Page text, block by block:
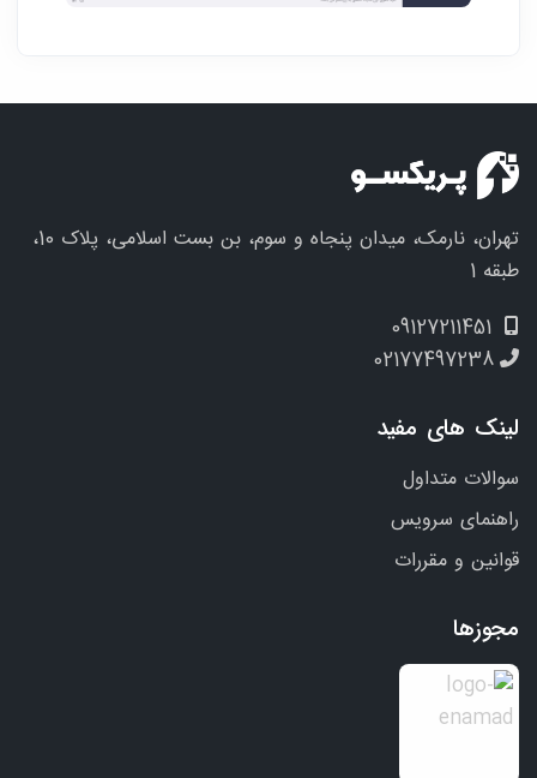
تهران، نارمک، میدان پنجاه و سوم، بن بست اسلامی، پلاک 10،
طبقه 1
02177497238
لینک های مفید
سوالات متداول
راهنمای سرویس
قوانین و مقررات
مجوزها